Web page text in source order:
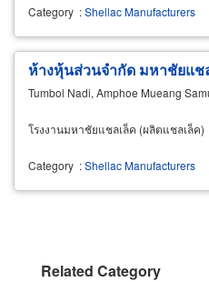
Category :Shellac Manufacturers
ห้างหุ้นส่วนจำกัด มหาชัยแช
Tumbol Nadi, Amphoe Mueang
โรงงานมหาชัยแชลเล็ค (ผลิตแชลเล็ค)
Category :Shellac Manufacturers
Related Category